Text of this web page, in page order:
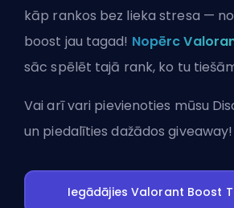
kāp rankos bez lieka stresa —
boost jau tagad! Nopērc
sāc spēlēt tajā rank, ko tu
Vai arī vari pievienoties mūsu
un piedalīties dažādos giveaway!
Iegādājies Valorant Boost